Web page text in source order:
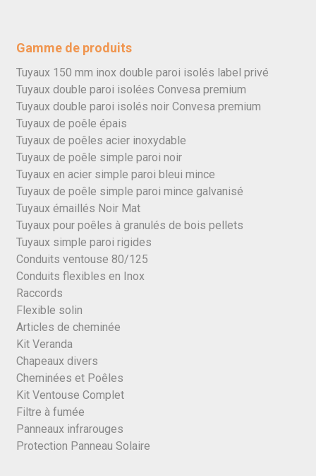
Gamme de produits
Tuyaux 150 mm inox double paroi isolés label privé
Tuyaux double paroi isolées Convesa premium
Tuyaux double paroi isolés noir Convesa premium
Tuyaux de poêle épais
Tuyaux de poêles acier inoxydable
Tuyaux de poêle simple paroi noir
Tuyaux en acier simple paroi bleui mince
Tuyaux de poêle simple paroi mince galvanisé
Tuyaux émaillés Noir Mat
Tuyaux pour poêles à granulés de bois pellets
Tuyaux simple paroi rigides
Conduits ventouse 80/125
Conduits flexibles en Inox
Raccords
Flexible solin
Articles de cheminée
Kit Veranda
Chapeaux divers
Cheminées et Poêles
Kit Ventouse Complet
Filtre à fumée
Panneaux infrarouges
Protection Panneau Solaire